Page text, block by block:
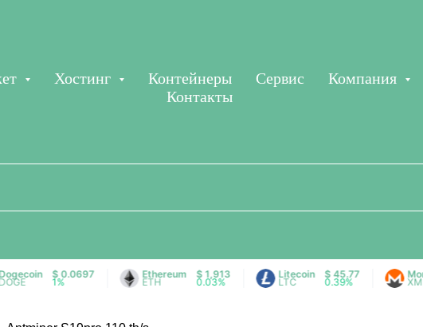
Хостинг Контейнеры Сервис
Компания
Контакты
$ 0.0697 Ethereum
ETH
$ 1,913
0.03%
Litecoin
LTC
$ 45.77
0.39%
Monero
XMR